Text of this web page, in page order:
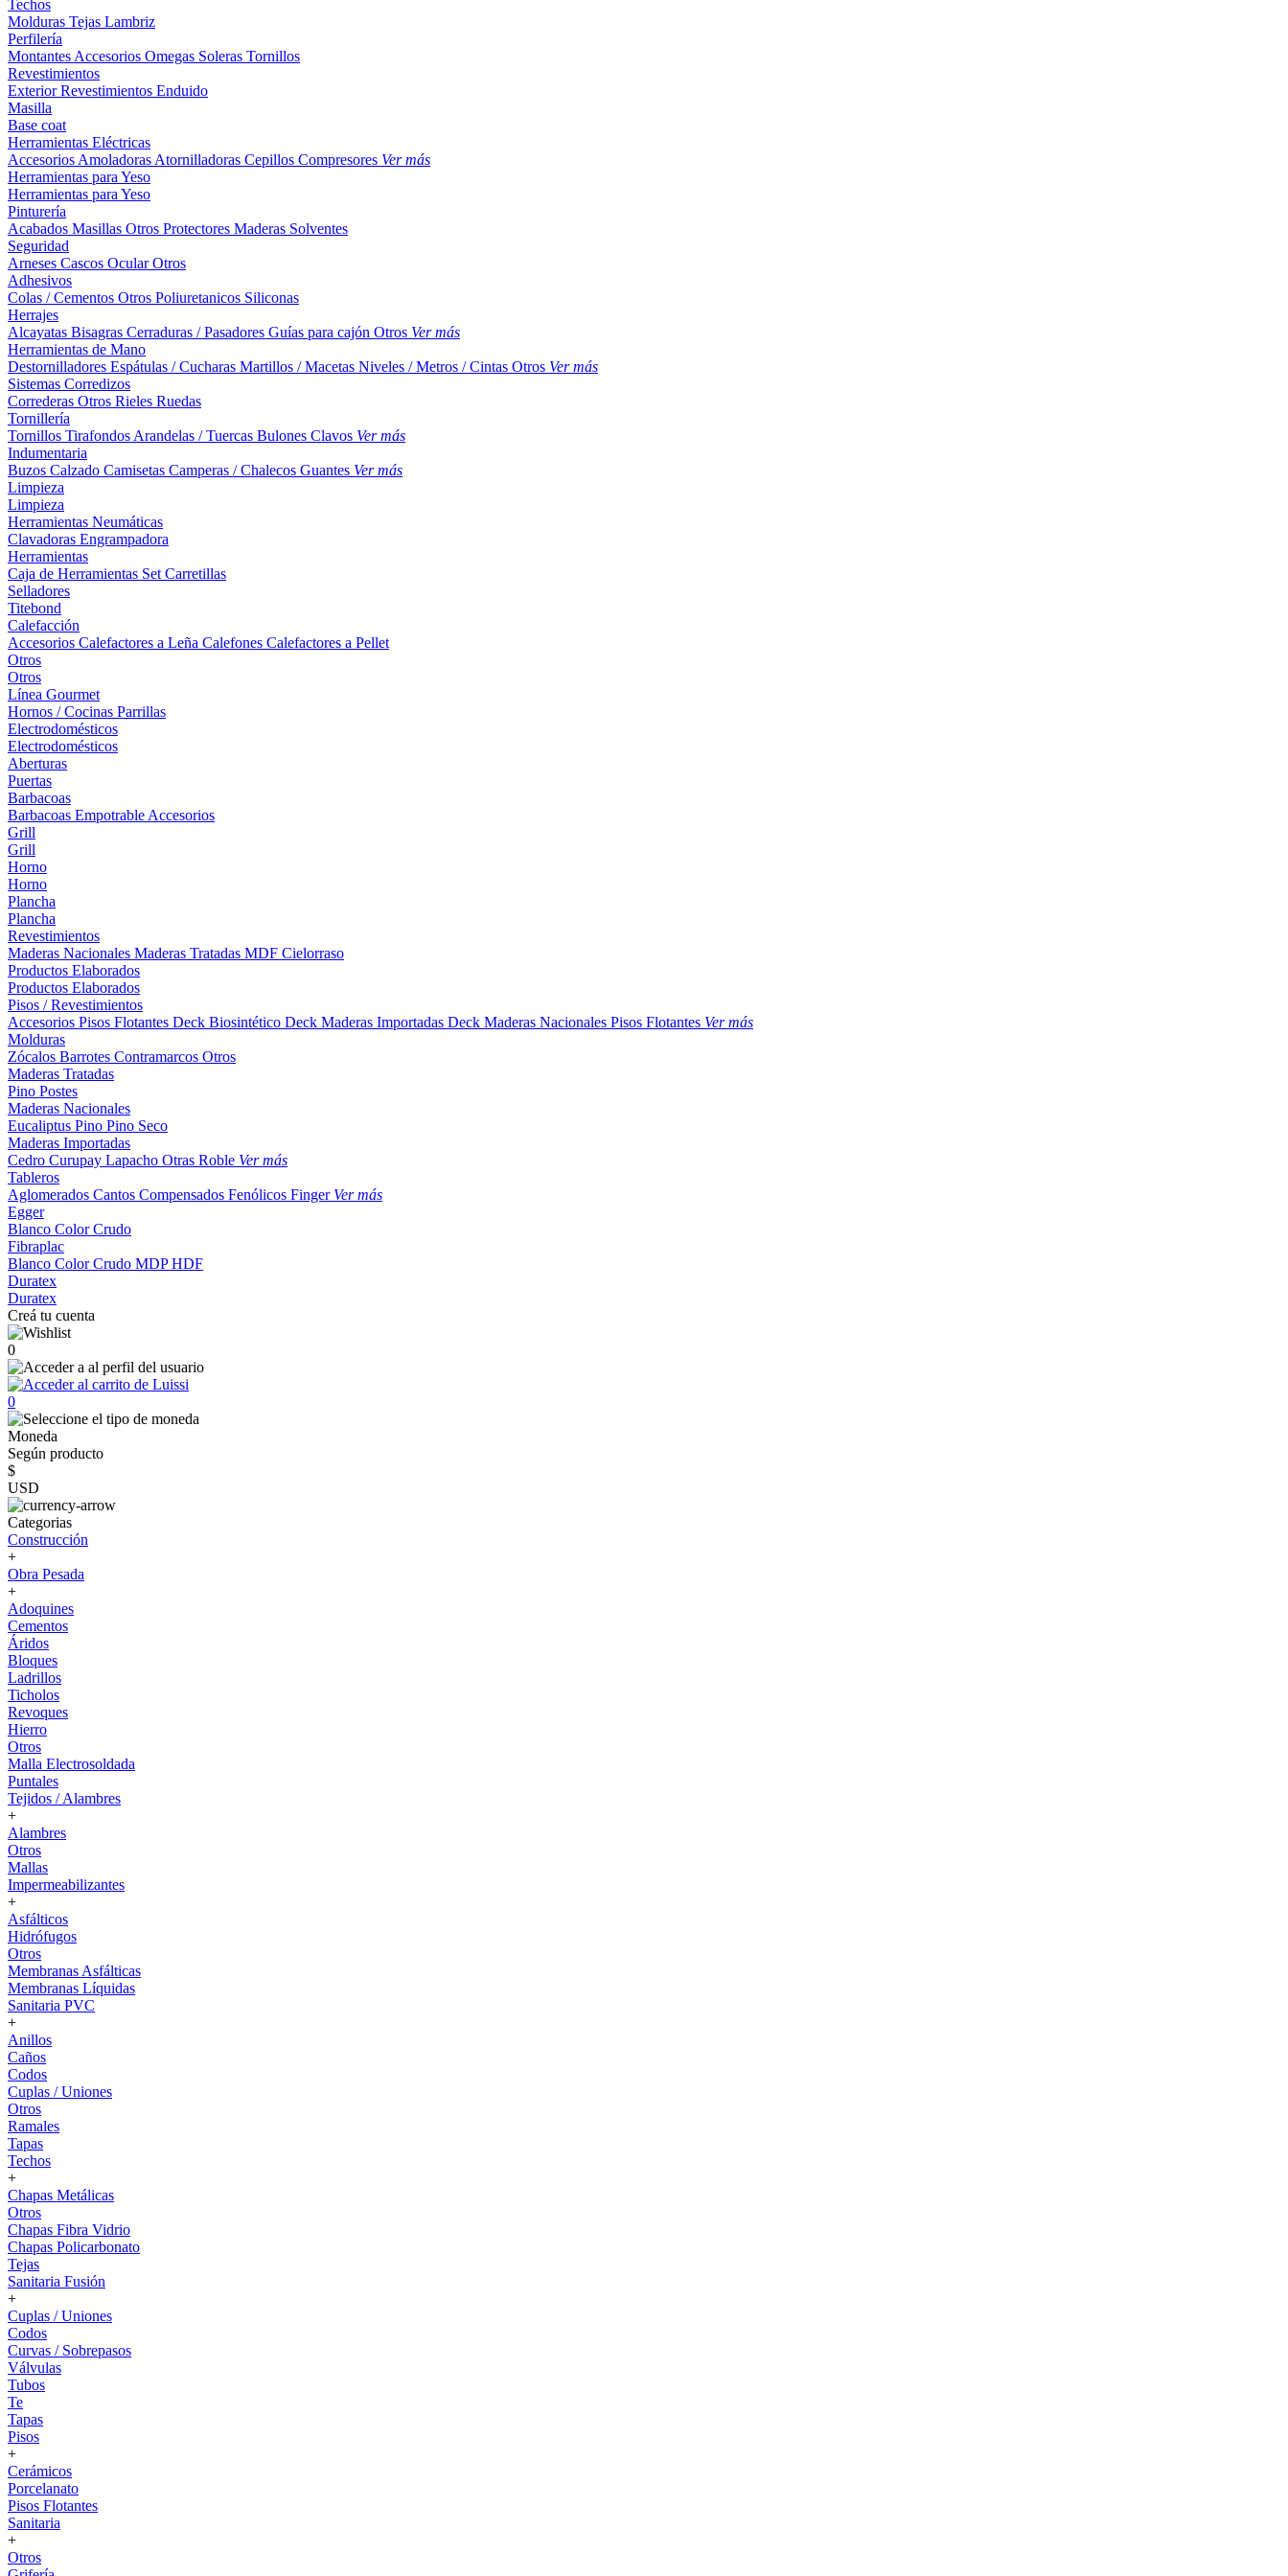
Techos
Molduras Tejas Lambriz
Perfilería
Montantes Accesorios Omegas Soleras Tornillos
Revestimientos
ExteriorRevestimientos Enduido
Masilla
Base coat
Herramientas Eléctricas
Accesorios Amoladoras Atornilladoras Cepillos Compresores Ver más
Herramientas para Yeso
Herramientas para Yeso
Pinturería
Acabados Masillas Otros Protectores Maderas Solventes
Seguridad
Arneses Cascos OcularOtros
Adhesivos
Colas / Cementos Otros Poliuretanicos Siliconas
Herrajes
Alcayatas Bisagras Cerraduras / Pasadores Guías para cajón Otros Ver más
Herramientas de Mano
Destornilladores Espátulas / Cucharas Martillos / Macetas Niveles / Metros / Cintas Otros Ver más
Sistemas Corredizos
Correderas Otros Rieles Ruedas
Tornillería
Tornillos Tirafondos Arandelas / Tuercas Bulones Clavos Ver más
Indumentaria
Buzos Calzado Camisetas Camperas / Chalecos Guantes Ver más
Limpieza
Limpieza
Herramientas Neumáticas
Clavadoras Engrampadora
Herramientas
Caja de Herramientas Set Carretillas
Selladores
Titebond
Calefacción
Accesorios Calefactores a Leña Calefones Calefactores a Pellet
Otros
Otros
Línea Gourmet
Hornos / Cocinas Parrillas
Electrodomésticos
Electrodomésticos
Aberturas
Puertas
Barbacoas
Barbacoas Empotrable Accesorios
Grill
Grill
Horno
Horno
Plancha
Plancha
Revestimientos
Maderas Nacionales Maderas Tratadas MDF Cielorraso
Productos Elaborados
Productos Elaborados
Pisos / Revestimientos
Accesorios Pisos Flotantes Deck Biosintético Deck Maderas Importadas Deck Maderas Nacionales Pisos Flotantes Ver más
Molduras
Zócalos Barrotes Contramarcos Otros
Maderas Tratadas
Pino Postes
Maderas Nacionales
Eucaliptus Pino Pino Seco
Maderas Importadas
Cedro Curupay Lapacho Otras Roble Ver más
Tableros
Aglomerados Cantos Compensados Fenólicos Finger Ver más
Egger
Blanco ColorCrudo
Fibraplac
Blanco ColorCrudo MDPHDF
Duratex
Duratex
Creá tu cuenta
0
0
Moneda
Según producto
$
USD
Categorias
Construcción
+
Obra Pesada
+
Adoquines
Cementos
Áridos
Bloques
Ladrillos
Ticholos
Revoques
Hierro
Otros
Malla Electrosoldada
Puntales
Tejidos / Alambres
+
Alambres
Otros
Mallas
Impermeabilizantes
+
Asfálticos
Hidrófugos
Otros
Membranas Asfálticas
Membranas Líquidas
Sanitaria PVC
+
Anillos
Caños
Codos
Cuplas / Uniones
Otros
Ramales
Tapas
Techos
+
Chapas Metálicas
Otros
Chapas Fibra Vidrio
Chapas Policarbonato
Tejas
Sanitaria Fusión
+
Cuplas / Uniones
Codos
Curvas / Sobrepasos
Válvulas
Tubos
Te
Tapas
Pisos
+
Cerámicos
Porcelanato
Pisos Flotantes
Sanitaria
+
Otros